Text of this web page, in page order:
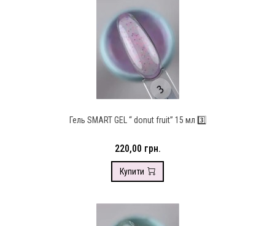
Гель SMART GEL “ donut fruit” 15 мл 3️⃣
220,00 грн.
Купити